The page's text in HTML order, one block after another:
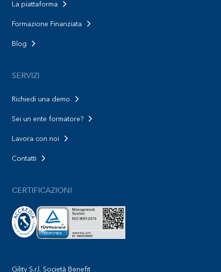
La piattaforma
Formazione Finanziata
Blog
SERVIZI
Richiedi una demo
Sei un ente formatore?
Lavora con noi
Contatti
CERTIFICAZIONI
Gility S.r.l. Società Benefit